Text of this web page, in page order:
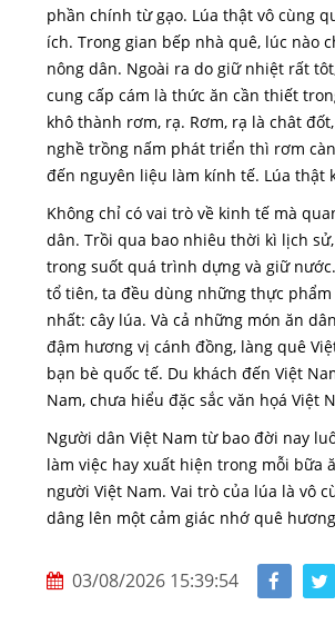
phần chính từ gạo. Lúa thật vô cùng
ích. Trong gian bếp nhà quê, lúc nào
nông dân. Ngoài ra do giữ nhiệt rất
cung cấp cám là thức ăn cần thiết
khô thành rơm, rạ. Rơm, rạ là chât
nghề trồng nấm phát triển thì rơm
đến nguyên liệu làm kính tế. Lúa thật
Không chỉ có vai trò về kinh tế mà
dân. Trồi qua bao nhiêu thời kì lịch
trong suốt quá trình dựng và giữ
tổ tiên, ta đều dùng những thực
nhất: cây lúa. Và cả những món ăn
đậm hương vị cánh đồng, làng quê
bạn bè quốc tế. Du khách đến Việt
Nam, chưa hiểu đặc sắc văn họá Việt
Người dân Việt Nam từ bao đời nay
làm việc hay xuất hiện trong mỗi bữa
người Việt Nam. Vai trò của lúa là vô
dâng lên một cảm giác nhớ quê
03/08/2026 15:39:54